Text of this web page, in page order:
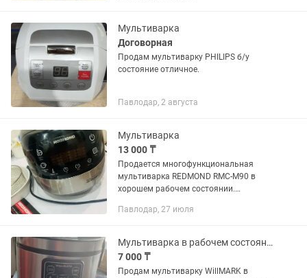
Мультиварка
Договорная
Продам мультиварку PHILIPS б/у
состояние отличное.
Павлодар, 2 августа
Мультиварка
13 000 ₸
Продается многофункциональная
мультиварка REDMOND RMC-M90 в
хорошем рабочем состоянии.
программами, функцией 3D-нагрева,
(MasterChef), отложенным...
Павлодар, 27 июля
Мультиварка в рабочем состоянии, продажа в связи с приобретением новой
7 000 ₸
Продам мультиварку WillMARK в